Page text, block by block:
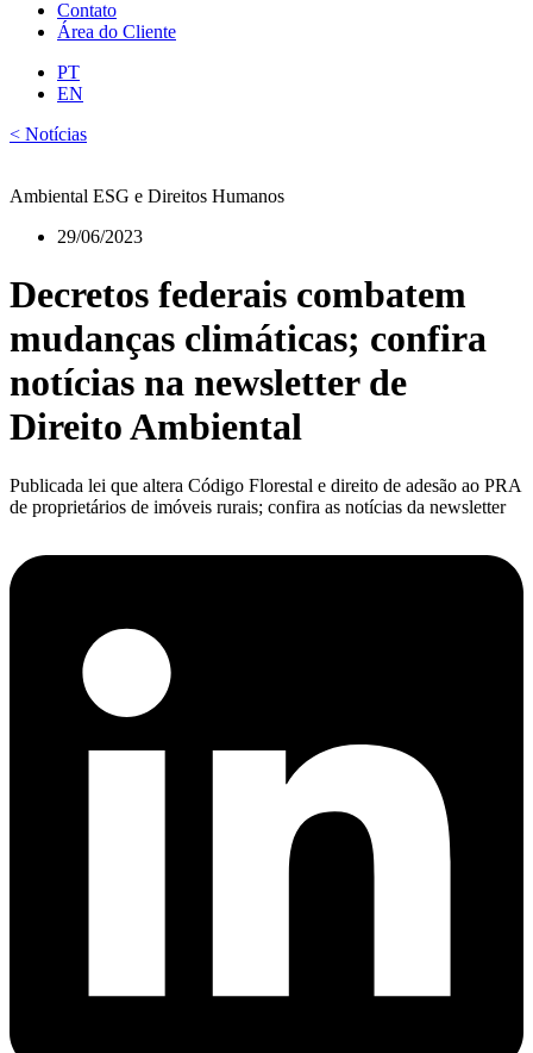
Contato
Área do Cliente
PT
EN
< Notícias
Ambiental ESG e Direitos Humanos
29/06/2023
Decretos federais combatem
mudanças climáticas; confira
notícias na newsletter de
Direito Ambiental
Publicada lei que altera Código Florestal e direito de adesão ao PRA
de proprietários de imóveis rurais; confira as notícias da newsletter